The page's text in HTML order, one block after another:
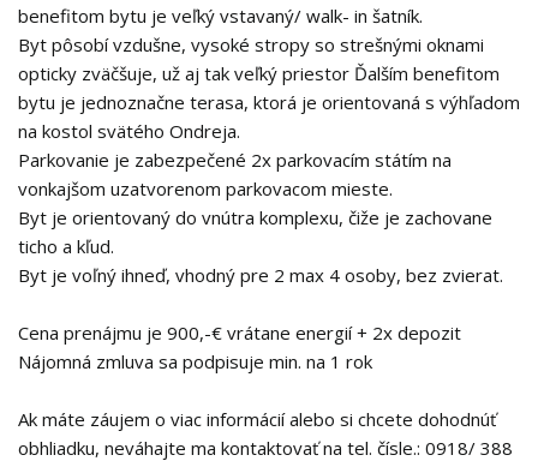
benefitom bytu je veľký vstavaný/ walk- in šatník.
Byt pôsobí vzdušne, vysoké stropy so strešnými oknami
opticky zväčšuje, už aj tak veľký priestor Ďalším benefitom
bytu je jednoznačne terasa, ktorá je orientovaná s výhľadom
na kostol svätého Ondreja.
Parkovanie je zabezpečené 2x parkovacím státím na
vonkajšom uzatvorenom parkovacom mieste.
Byt je orientovaný do vnútra komplexu, čiže je zachovane
ticho a kľud.
Byt je voľný ihneď, vhodný pre 2 max 4 osoby, bez zvierat.
Cena prenájmu je 900,-€ vrátane energií + 2x depozit
Nájomná zmluva sa podpisuje min. na 1 rok
Ak máte záujem o viac informácií alebo si chcete dohodnúť
obhliadku, neváhajte ma kontaktovať na tel. čísle.: 0918/ 388